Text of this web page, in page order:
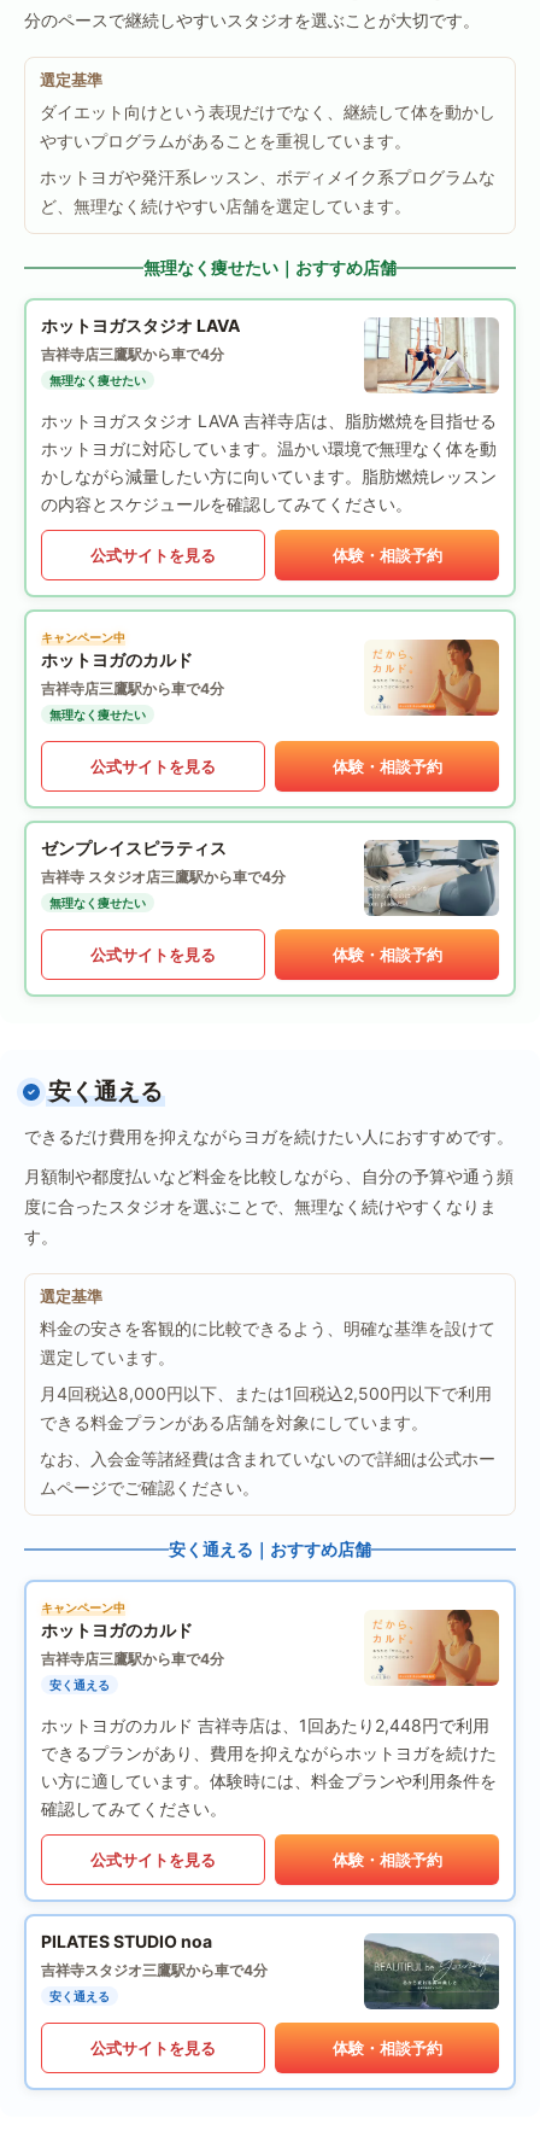
分のペースで継続しやすいスタジオを選ぶことが大切です。
選定基準
ダイエット向けという表現だけでなく、継続して体を動かし
やすいプログラムがあることを重視しています。
ホットヨガや発汗系レッスン、ボディメイク系プログラムな
ど、無理なく続けやすい店舗を選定しています。
無理なく痩せたい｜おすすめ店舗
ホットヨガスタジオ LAVA
吉祥寺店三鷹駅から車で4分
無理なく痩せたい
ホットヨガスタジオ LAVA 吉祥寺店は、脂肪燃焼を目指せる
ホットヨガに対応しています。温かい環境で無理なく体を動
かしながら減量したい方に向いています。脂肪燃焼レッスン
の内容とスケジュールを確認してみてください。
公式サイトを見る 体験・相談予約
キャンペーン中
ホットヨガのカルド
吉祥寺店三鷹駅から車で4分
無理なく痩せたい
公式サイトを見る 体験・相談予約
ゼンプレイスピラティス
吉祥寺 スタジオ店三鷹駅から車で4分
無理なく痩せたい
公式サイトを見る 体験・相談予約
安く通える
できるだけ費用を抑えながらヨガを続けたい人におすすめです。
月額制や都度払いなど料金を比較しながら、自分の予算や通う頻
度に合ったスタジオを選ぶことで、無理なく続けやすくなりま
す。
選定基準
料金の安さを客観的に比較できるよう、明確な基準を設けて
選定しています。
月4回税込8,000円以下、または1回税込2,500円以下で利用
できる料金プランがある店舗を対象にしています。
なお、入会金等諸経費は含まれていないので詳細は公式ホー
ムページでご確認ください。
安く通える｜おすすめ店舗
キャンペーン中
ホットヨガのカルド
吉祥寺店三鷹駅から車で4分
安く通える
ホットヨガのカルド 吉祥寺店は、1回あたり2,448円で利用
できるプランがあり、費用を抑えながらホットヨガを続けた
い方に適しています。体験時には、料金プランや利用条件を
確認してみてください。
公式サイトを見る 体験・相談予約
PILATES STUDIO noa
吉祥寺スタジオ三鷹駅から車で4分
安く通える
公式サイトを見る 体験・相談予約